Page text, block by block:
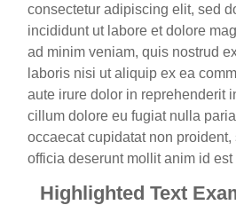
consectetur adipiscing elit, sed
incididunt ut labore et dolore
ad minim veniam, quis nostrud
laboris nisi ut aliquip ex ea
aute irure dolor in reprehenderit
cillum dolore eu fugiat nulla
occaecat cupidatat non
officia deserunt mollit anim id est
Highlighted Text